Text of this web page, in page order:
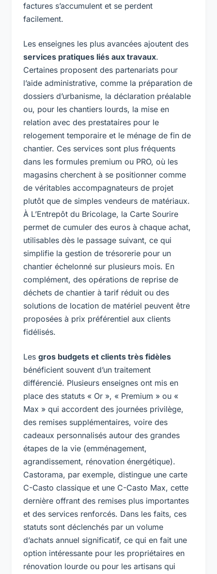
factures s’accumulent et se perdent
facilement.
Les enseignes les plus avancées ajoutent des
services pratiques liés aux travaux.
Certaines proposent des partenariats pour
l’aide administrative, comme la préparation de
dossiers d’urbanisme, la déclaration préalable
ou, pour les chantiers lourds, la mise en
relation avec des prestataires pour le
relogement temporaire et le ménage de fin de
chantier. Ces services sont plus fréquents
dans les formules premium ou PRO, où les
magasins cherchent à se positionner comme
de véritables accompagnateurs de projet
plutôt que de simples vendeurs de matériaux.
À L’Entrepôt du Bricolage, la Carte Sourire
permet de cumuler des euros à chaque achat,
utilisables dès le passage suivant, ce qui
simplifie la gestion de trésorerie pour un
chantier échelonné sur plusieurs mois. En
complément, des opérations de reprise de
déchets de chantier à tarif réduit ou des
solutions de location de matériel peuvent être
proposées à prix préférentiel aux clients
fidélisés.
Les gros budgets et clients très fidèles
bénéficient souvent d’un traitement
différencié. Plusieurs enseignes ont mis en
place des statuts « Or », « Premium » ou «
Max » qui accordent des journées privilège,
des remises supplémentaires, voire des
cadeaux personnalisés autour des grandes
étapes de la vie (emménagement,
agrandissement, rénovation énergétique).
Castorama, par exemple, distingue une carte
C-Casto classique et une C-Casto Max, cette
dernière offrant des remises plus importantes
et des services renforcés. Dans les faits, ces
statuts sont déclenchés par un volume
d’achats annuel significatif, ce qui en fait une
option intéressante pour les propriétaires en
rénovation lourde ou pour les artisans qui